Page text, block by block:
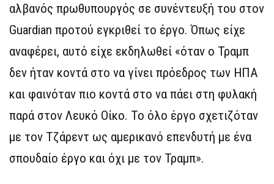
αλβανός πρωθυπουργός σε συνέντευξή του στον
Guardian προτού εγκριθεί το έργο. Όπως είχε
αναφέρει, αυτό είχε εκδηλωθεί «όταν ο Τραμπ
δεν ήταν κοντά στο να γίνει πρόεδρος των ΗΠΑ
και φαινόταν πιο κοντά στο να πάει στη φυλακή
παρά στον Λευκό Οίκο. Το όλο έργο σχετιζόταν
με τον Τζάρεντ ως αμερικανό επενδυτή με ένα
σπουδαίο έργο και όχι με τον Τραμπ».